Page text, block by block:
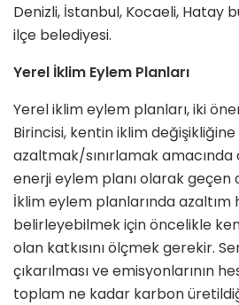
Denizli, İstanbul, Kocaeli, Hatay
ilçe belediyesi.
Yerel İklim Eylem Planları
Yerel iklim eylem planları, iki
Birincisi, kentin iklim değişikliğine
azaltmak/sınırlamak
enerji eylem planı olarak geçen
İklim eylem planlarında azaltım
belirleyebilmek için öncelikle
olan katkısını ölçmek gerekir.
çıkarılması ve emisyonlarının
toplam ne kadar karbon